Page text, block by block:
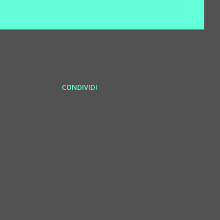
CONDIVIDI